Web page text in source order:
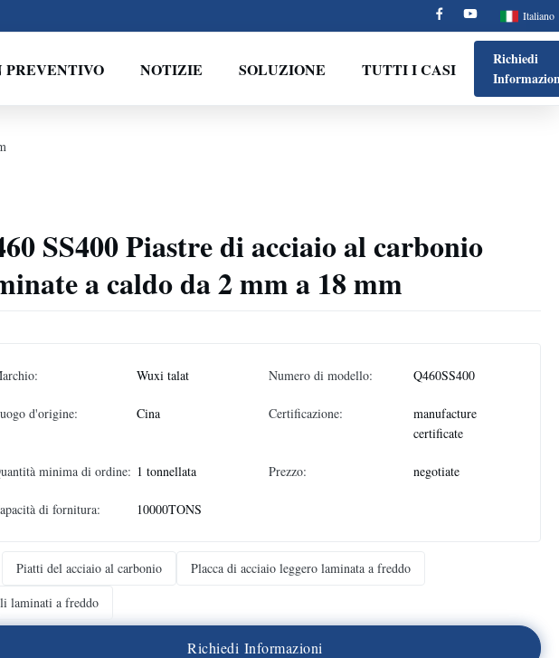
Italiano
PREVENTIVO NOTIZIE SOLUZIONE TUTTI I CASI
Richiedi
SS400 Piastre di acciaio al carbonio
a caldo da 2 mm a 18 mm
Wuxi talat Numero di modello: Q460SS400
d'origine: Cina Certificazione:
manufacture
certificate
minima di ordine: 1 tonnellata Prezzo: negotiate
di fornitura: 10000TONS
Piatti del acciaio al carbonio
Placca di acciaio leggero laminata a freddo
laminati a freddo
Richiedi Informazioni